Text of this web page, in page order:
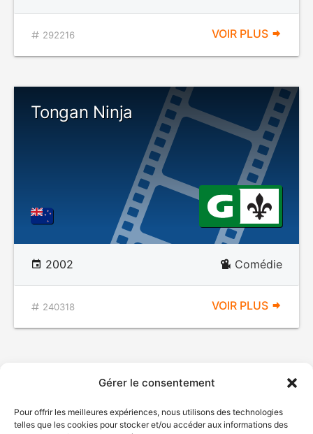
Gérer le consentement
Pour offrir les meilleures expériences, nous utilisons des technologies
telles que les cookies pour stocker et/ou accéder aux informations des
292216 VOIR PLUS
Tongan Ninja
2002 Comédie
240318 VOIR PLUS